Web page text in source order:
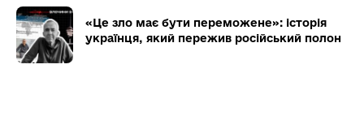
«Це зло має бути переможене»: історія
українця, який пережив російський полон